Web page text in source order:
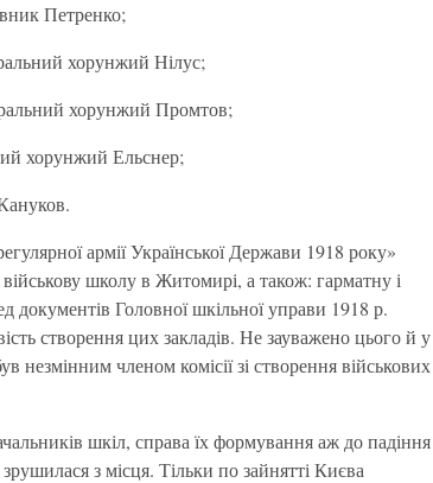
Петренко;
хорунжий Нілус;
хорунжий Промтов;
хорунжий Ельснер;
армії Української Держави 1918 року»
школу в Житомирі, а також: гарматну і
документів Головної шкільної управи 1918 р.
створення цих закладів. Не зауважено цього й у
членом комісії зі створення військових
шкіл, справа їх формування аж до падіння
з місця. Тільки по зайнятті Києва